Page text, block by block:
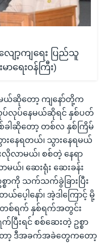
ျော့ကျရေး ပြည်သူ
ာရေးဝန်ကြီး)
ယ်ဆိုတော့ ကျနော်တို့က
လုပ်နေမယ်ဆိုရင် နှစ်ပတ်
စ်ခါဆိုတော့ တစ်လ နှစ်ကြိမ်
ားနေရတယ်၊ သွားနေရမယ်
လိုလာမယ်၊ စစ်တဲ့ နေရာ
ယ်၊ ဆေးရုံး ဆေးခန်း
စာကို သက်သက်ခွဲခြားပြီး
ေ့ါနော်၊ အဲ့ဒါကြောင့် မို့
စ်ရက် နှစ်ရက်အတွင်း
ြီးရင် စစ်ဆေးတဲ့ ဥစ္စာ
တော့ ဒီအခက်အခဲတွေကတော့